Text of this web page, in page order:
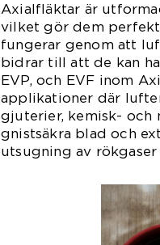
Axialfläktar är
vilket gör dem
fungerar genom att
bidrar till att de kan
EVP, och EVF inom
applikationer där
gjuterier, kemisk- och
gnistsäkra blad och
utsugning av